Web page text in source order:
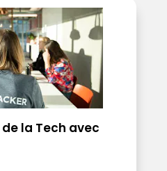
la Tech avec